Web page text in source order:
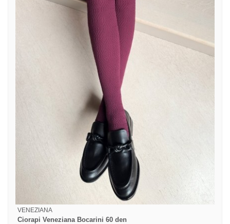
VENEZIANA
Ciorapi Veneziana Bocarini 60 den